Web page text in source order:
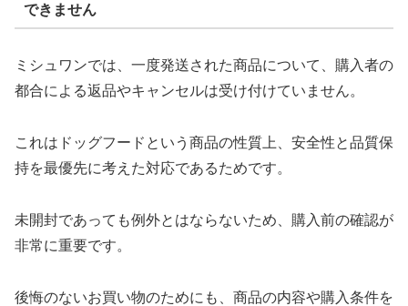
できません
ミシュワンでは、一度発送された商品について、購入者の
都合による返品やキャンセルは受け付けていません。
これはドッグフードという商品の性質上、安全性と品質保
持を最優先に考えた対応であるためです。
未開封であっても例外とはならないため、購入前の確認が
非常に重要です。
後悔のないお買い物のためにも、商品の内容や購入条件を